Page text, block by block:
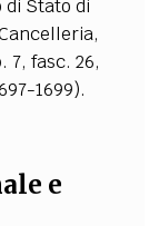
di Stato di
7, fasc. 26,
1699).
e